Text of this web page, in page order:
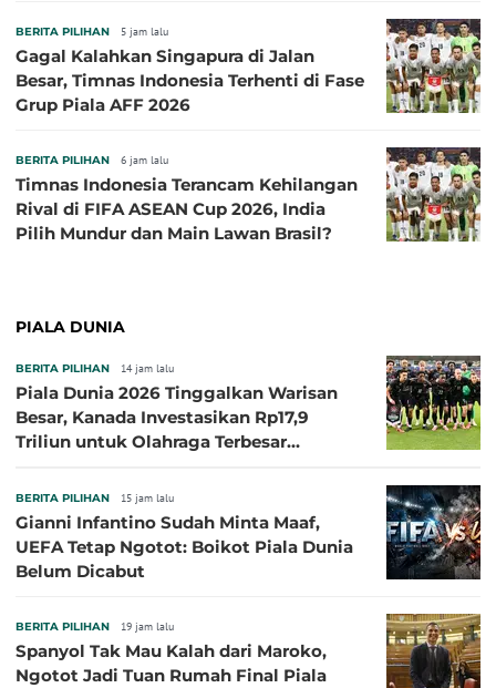
BERITA PILIHAN 5 jam lalu
Gagal Kalahkan Singapura di Jalan
Besar, Timnas Indonesia Terhenti di Fase
Grup Piala AFF 2026
BERITA PILIHAN 6 jam lalu
Timnas Indonesia Terancam Kehilangan
Rival di FIFA ASEAN Cup 2026, India
Pilih Mundur dan Main Lawan Brasil?
PIALA DUNIA
BERITA PILIHAN 14 jam lalu
Piala Dunia 2026 Tinggalkan Warisan
Besar, Kanada Investasikan Rp17,9
Triliun untuk Olahraga Terbesar
BERITA PILIHAN 15 jam lalu
Gianni Infantino Sudah Minta Maaf,
UEFA Tetap Ngotot: Boikot Piala Dunia
Belum Dicabut
BERITA PILIHAN 19 jam lalu
Spanyol Tak Mau Kalah dari Maroko,
Ngotot Jadi Tuan Rumah Final Piala